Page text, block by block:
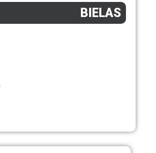
BIELAS